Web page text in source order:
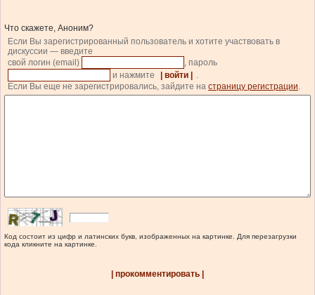
Что скажете, Аноним?
Если Вы зарегистрированный пользователь и хотите участвовать в
дискуссии — введите
свой логин (email)
, пароль
и нажмите
| войти |
.
Если Вы еще не зарегистрировались, зайдите на страницу регистрации.
Код состоит из цифр и латинских букв, изображенных на картинке. Для перезагрузки
кода кликните на картинке.
| прокомментировать |